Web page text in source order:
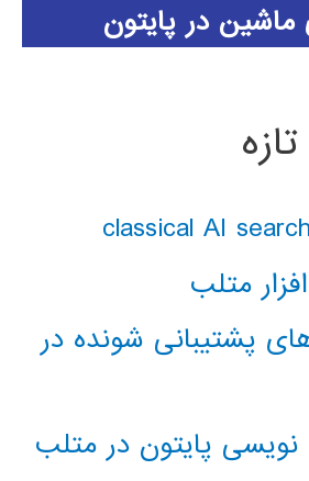
ماشین در پایتون
متلب
پشتیبانی شونده در
نویسی پایتون در متلب